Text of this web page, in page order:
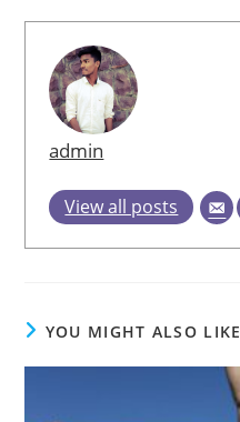
admin
View all posts
YOU MIGHT ALSO LIKE